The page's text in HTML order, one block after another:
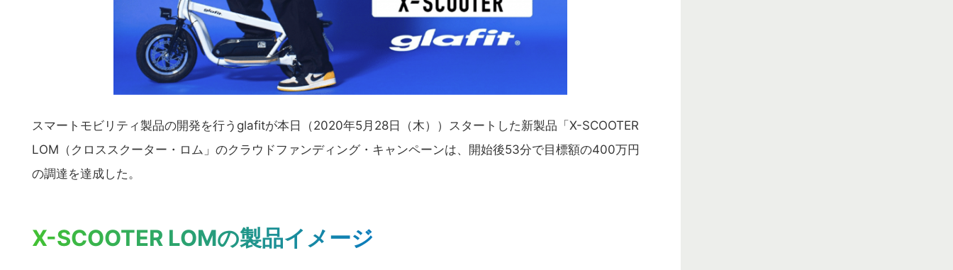
スマートモビリティ製品の開発を行うglafitが本日（2020年5月28日（木））スタートした新製品「X-SCOOTER
LOM（クロススクーター・ロム」のクラウドファンディング・キャンペーンは、開始後53分で目標額の400万円
の調達を達成した。
X-SCOOTER LOMの製品イメージ